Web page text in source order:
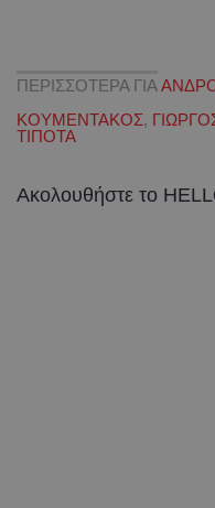
ΠΕΡΙΣΣΟΤΕΡΑ ΓΙΑ
ΚΟΥΜΕΝΤΑΚΟΣ,
ΤΙΠΟΤΑ
Ακολουθήστε το